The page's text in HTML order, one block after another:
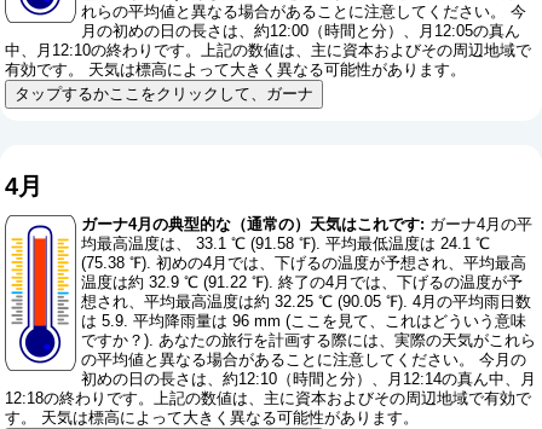
れらの平均値と異なる場合があることに注意してください。 今
月の初めの日の長さは、約12:00（時間と分）、月12:05の真ん
中、月12:10の終わりです。上記の数値は、主に資本およびその周辺地域で
有効です。 天気は標高によって大きく異なる可能性があります。
タップするかここをクリックして、ガーナ
4月
ガーナ4月の典型的な（通常の）天気はこれです: ガーナ4月の平
均最高温度は、 33.1 ℃ (91.58 ℉). 平均最低温度は 24.1 ℃
(75.38 ℉). 初めの4月では、下げるの温度が予想され、平均最高
温度は約 32.9 ℃ (91.22 ℉). 終了の4月では、下げるの温度が予
想され、平均最高温度は約 32.25 ℃ (90.05 ℉). 4月の平均雨日数
は 5.9. 平均降雨量は 96 mm (ここを見て、これはどういう意味
ですか？). あなたの旅行を計画する際には、実際の天気がこれら
の平均値と異なる場合があることに注意してください。 今月の
初めの日の長さは、約12:10（時間と分）、月12:14の真ん中、月
12:18の終わりです。上記の数値は、主に資本およびその周辺地域で有効で
す。 天気は標高によって大きく異なる可能性があります。